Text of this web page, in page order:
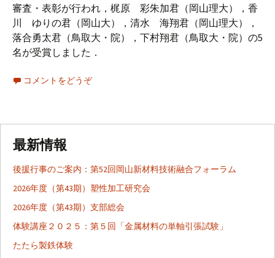
審査・表彰が行われ，梶原 彩朱加君（岡山理大），香
川 ゆりの君（岡山大），清水 海翔君（岡山理大），
落合勇太君（鳥取大・院），下村翔君（鳥取大・院）の5
名が受賞しました．
コメントをどうぞ
最新情報
後援行事のご案内：第52回岡山新材料技術融合フォーラム
2026年度（第43期）塑性加工研究会
2026年度（第43期）支部総会
体験講座２０２５：第５回「金属材料の単軸引張試験」
たたら製鉄体験